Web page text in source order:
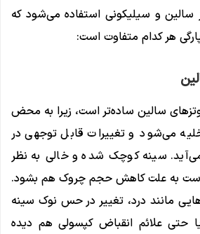
سالین و سیلیکونی استفاده می‌شود که
هر کدام متفاوت است:
سالین ساده‌تر است، زیرا به محض
می‌شود و تغییرات قابل توجهی در
سینه کوچک شده و خالی به نظر
به علت کاهش حجم چروک هم بشود.
مانند درد، تغییر در حس نوک سینه
علائم انقباض کپسولی هم دیده